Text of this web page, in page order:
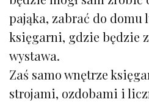
pająka, zabrać do domu
księgarni, gdzie będzie
wystawa.
Zaś samo wnętrze
strojami, ozdobami i